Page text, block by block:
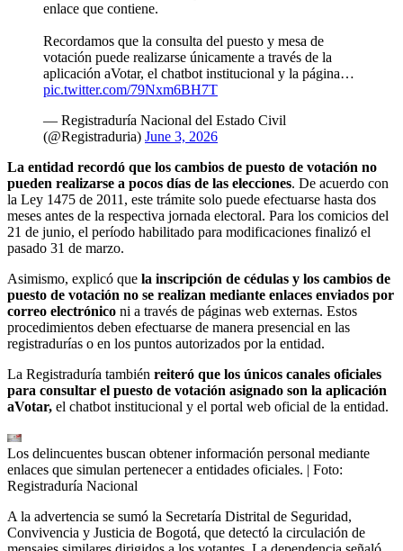
enlace que contiene.
Recordamos que la consulta del puesto y mesa de
votación puede realizarse únicamente a través de la
aplicación aVotar, el chatbot institucional y la página…
pic.twitter.com/79Nxm6BH7T
— Registraduría Nacional del Estado Civil
(@Registraduria) June 3, 2026
La entidad recordó que los cambios de puesto de votación no
pueden realizarse a pocos días de las elecciones. De acuerdo con
la Ley 1475 de 2011, este trámite solo puede efectuarse hasta dos
meses antes de la respectiva jornada electoral. Para los comicios del
21 de junio, el período habilitado para modificaciones finalizó el
pasado 31 de marzo.
Asimismo, explicó que la inscripción de cédulas y los cambios de
puesto de votación no se realizan mediante enlaces enviados por
correo electrónico ni a través de páginas web externas. Estos
procedimientos deben efectuarse de manera presencial en las
registradurías o en los puntos autorizados por la entidad.
La Registraduría también reiteró que los únicos canales oficiales
para consultar el puesto de votación asignado son la aplicación
aVotar, el chatbot institucional y el portal web oficial de la entidad.
Los delincuentes buscan obtener información personal mediante
enlaces que simulan pertenecer a entidades oficiales. | Foto:
Registraduría Nacional
A la advertencia se sumó la Secretaría Distrital de Seguridad,
Convivencia y Justicia de Bogotá, que detectó la circulación de